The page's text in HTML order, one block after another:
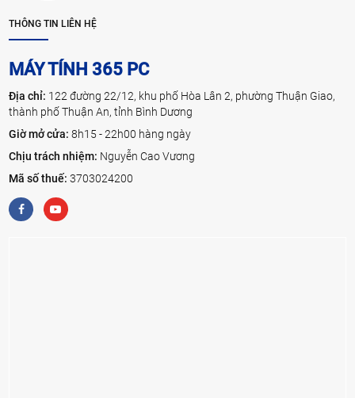
THÔNG TIN LIÊN HỆ
MÁY TÍNH 365 PC
Địa chỉ: 122 đường 22/12, khu phố Hòa Lân 2, phường Thuận Giao,
thành phố Thuận An, tỉnh Bình Dương
Giờ mở cửa:8h15 - 22h00 hàng ngày
Chịu trách nhiệm: Nguyễn Cao Vương
Mã số thuế:3703024200